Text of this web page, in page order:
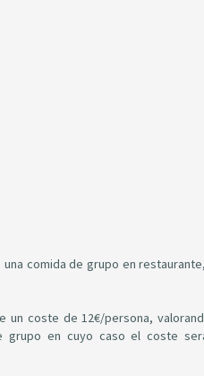
comida de grupo en
un coste de 12€/persona,
grupo en cuyo caso el coste